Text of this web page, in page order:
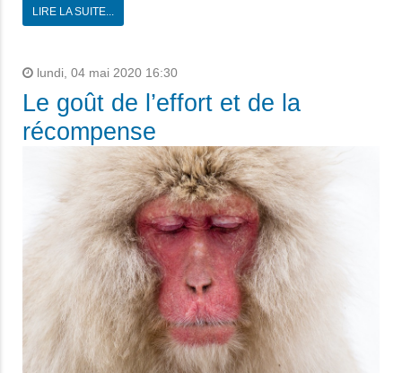
LIRE LA SUITE...
lundi, 04 mai 2020 16:30
Le goût de l’effort et de la
récompense